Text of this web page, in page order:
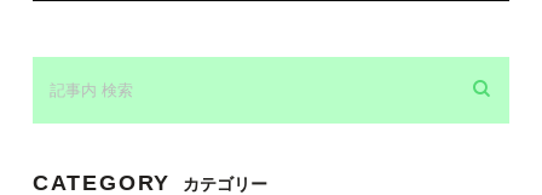
CATEGORY カテゴリー